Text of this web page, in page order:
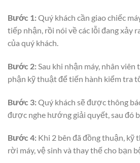
Bước 1:Quý khách cần giao chiếc
tiếp nhận, rồi nói về các lỗi đang xảy
của quý khách.
Bước 2:Sau khi nhận máy, nhân
phận kỹ thuật để tiến hành kiểm tra
Bước 3:Quý khách sẽ được thông
được nghe hướng giải quyết, sau đó
Bước 4: Khi 2 bên đã đồng thuận, kỹ
rời máy, vệ sinh và thay thế cho bạn